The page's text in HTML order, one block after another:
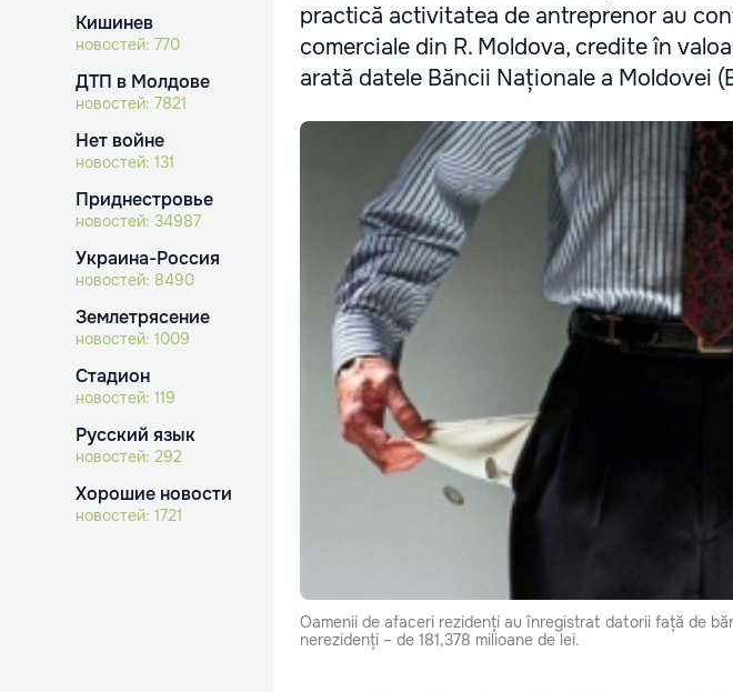
Кишинев
новостей: 770
ДТП в Молдове
новостей: 7821
Нет войне
новостей: 131
Приднестровье
новостей: 34987
Украина-Россия
новостей: 8490
Землетрясение
новостей: 1009
Стадион
новостей: 119
Русский язык
новостей: 292
Хорошие новости
новостей: 1721
practică activitatea de antreprenor au
comerciale din R. Moldova, credite în
arată datele Băncii Naționale a Moldovei
Oamenii de afaceri rezidenți au înregistrat datorii față de
nerezidenți – de 181,378 milioane de lei.